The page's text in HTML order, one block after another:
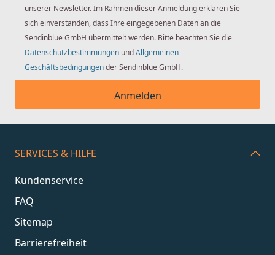
unserer Newsletter. Im Rahmen dieser Anmeldung erklären Sie
sich einverstanden, dass Ihre eingegebenen Daten an die
Sendinblue GmbH übermittelt werden. Bitte beachten Sie die
Datenschutzbestimmungen undAllgemeinen
Geschäftsbedingungender Sendinblue GmbH.
Anmelden
SERVICES & HILFE
Kundenservice
FAQ
Sitemap
Barrierefreiheit